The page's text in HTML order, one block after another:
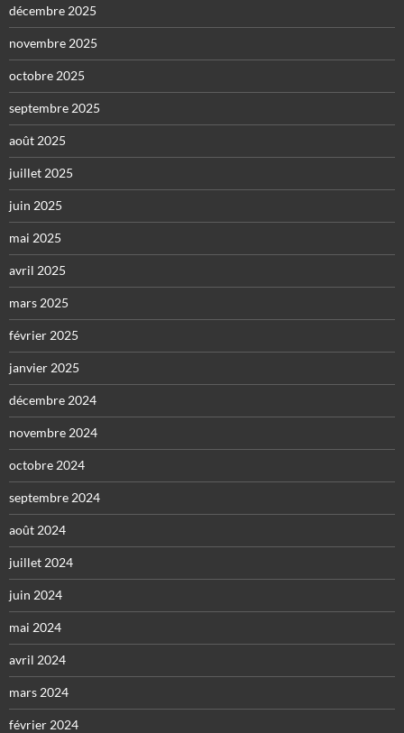
décembre 2025
novembre 2025
octobre 2025
septembre 2025
août 2025
juillet 2025
juin 2025
mai 2025
avril 2025
mars 2025
février 2025
janvier 2025
décembre 2024
novembre 2024
octobre 2024
septembre 2024
août 2024
juillet 2024
juin 2024
mai 2024
avril 2024
mars 2024
février 2024